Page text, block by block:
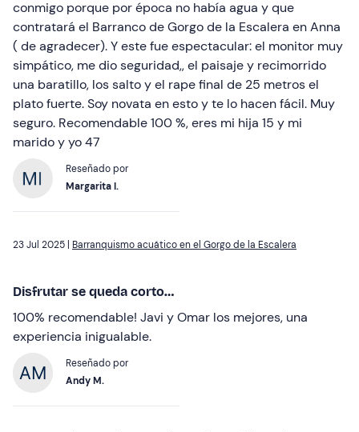
conmigo porque por época no había agua y que
contratará el Barranco de Gorgo de la Escalera en Anna
( de agradecer). Y este fue espectacular: el monitor muy
simpático, me dio seguridad,, el paisaje y recimorrido
una baratillo, los salto y el rape final de 25 metros el
plato fuerte. Soy novata en esto y te lo hacen fácil. Muy
seguro. Recomendable 100 %, eres mi hija 15 y mi
marido y yo 47
Reseñado por
Margarita I.
23 Jul 2025 | Barranquismo acuático en el Gorgo de la Escalera
Disfrutar se queda corto…
100% recomendable! Javi y Omar los mejores, una
experiencia inigualable.
Reseñado por
Andy M.